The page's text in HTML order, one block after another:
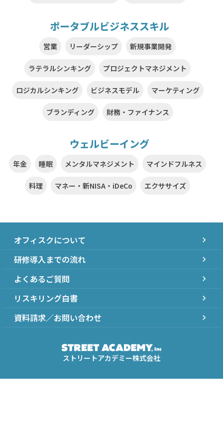
ポータブルビジネススキル
営業 リーダーシップ 新規事業開発
ラテラルシンキング プロジェクトマネジメント
ロジカルシンキング ビジネスモデル マーケティング
ブランディング 財務・ファイナンス
ウェルビーイング
年金 睡眠 メンタルマネジメント マインドフルネス
料理 マネー・新NISA・iDeCo エクササイズ
オフィスクについて chevron_right
研修導入までの流れ chevron_right
よくあるご質問 chevron_right
リスキリング白書 chevron_right
資料請求／お問い合わせ chevron_right
ストリートアカデミー株式会社